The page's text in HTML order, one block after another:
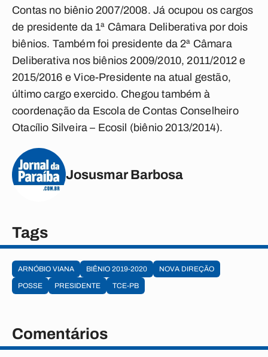
Contas no biênio 2007/2008. Já ocupou os cargos
de presidente da 1ª Câmara Deliberativa por dois
biênios. Também foi presidente da 2ª Câmara
Deliberativa nos biênios 2009/2010, 2011/2012 e
2015/2016 e Vice-Presidente na atual gestão,
último cargo exercido. Chegou também à
coordenação da Escola de Contas Conselheiro
Otacílio Silveira – Ecosil (biênio 2013/2014).
Josusmar Barbosa
Tags
ARNÓBIO VIANA BIÊNIO 2019-2020
NOVA DIREÇÃO
POSSE
PRESIDENTE TCE-PB
Comentários